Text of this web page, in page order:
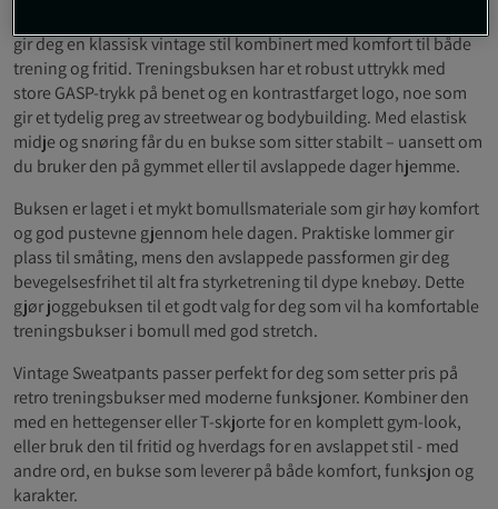
gir deg en klassisk vintage stil kombinert med komfort til både
trening og fritid. Treningsbuksen har et robust uttrykk med
store GASP-trykk på benet og en kontrastfarget logo, noe som
gir et tydelig preg av streetwear og bodybuilding. Med elastisk
midje og snøring får du en bukse som sitter stabilt – uansett om
du bruker den på gymmet eller til avslappede dager hjemme.
Buksen er laget i et mykt bomullsmateriale som gir høy komfort
og god pustevne gjennom hele dagen. Praktiske lommer gir
plass til småting, mens den avslappede passformen gir deg
bevegelsesfrihet til alt fra styrketrening til dype knebøy. Dette
gjør joggebuksen til et godt valg for deg som vil ha komfortable
treningsbukser i bomull med god stretch.
Vintage Sweatpants passer perfekt for deg som setter pris på
retro treningsbukser med moderne funksjoner. Kombiner den
med en hettegenser eller T-skjorte for en komplett gym-look,
eller bruk den til fritid og hverdags for en avslappet stil - med
andre ord, en bukse som leverer på både komfort, funksjon og
karakter.